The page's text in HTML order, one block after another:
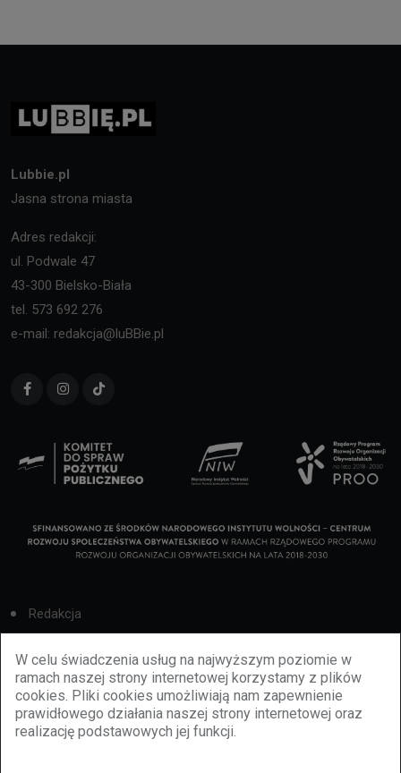
W celu świadczenia usług na najwyższym poziomie w
ramach naszej strony internetowej korzystamy z plików
cookies. Pliki cookies umożliwiają nam zapewnienie
prawidłowego działania naszej strony internetowej oraz
realizację podstawowych jej funkcji.
Lubbie.pl
Jasna strona miasta
Adres redakcji:
ul. Podwale 47
43-300 Bielsko-Biała
tel. 573 692 276
e-mail: redakcja@luBBie.pl
Redakcja
Cookies
Reklama
BBiletomania